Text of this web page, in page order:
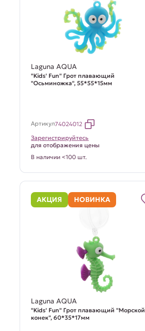
Laguna AQUA
"Kids' Fun" Грот плавающий
"Осьминожка", 55*55*15мм
Артикул74024012
Зарегистрируйтесь
для отображения цены
В наличии <100 шт.
АКЦИЯ НОВИНКА
Laguna AQUA
"Kids' Fun" Грот плавающий "Морской
конек", 60*35*17мм